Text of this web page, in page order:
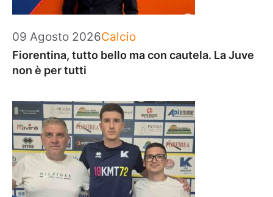
09 Agosto 2026Categorie
Calcio
Fiorentina, tutto bello ma con cautela. La Juve
non è per tutti